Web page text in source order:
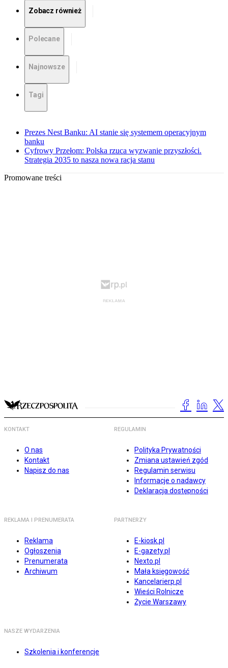
Zobacz również
Polecane
Najnowsze
Tagi
Prezes Nest Banku: AI stanie się systemem operacyjnym
banku
Cyfrowy Przełom: Polska rzuca wyzwanie przyszłości.
Strategia 2035 to nasza nowa racja stanu
Promowane treści
KONTAKT
O nas
Kontakt
Napisz do nas
REGULAMIN
Polityka Prywatności
Zmiana ustawień zgód
Regulamin serwisu
Informacje o nadawcy
Deklaracja dostępności
REKLAMA I PRENUMERATA
Reklama
Ogłoszenia
Prenumerata
Archiwum
PARTNERZY
E-kiosk.pl
E-gazety.pl
Nexto.pl
Mała księgowość
Kancelarierp.pl
Wieści Rolnicze
Życie Warszawy
NASZE WYDARZENIA
Szkolenia i konferencje